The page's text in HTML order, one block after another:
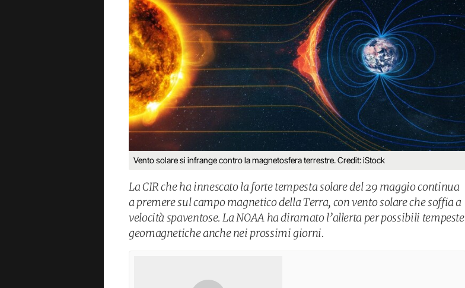
Vento solare si infrange contro la magnetosfera terrestre. Credit: iStock
La CIR che ha innescato la forte tempesta solare del 29 maggio continua
a premere sul campo magnetico della Terra, con vento solare che soffia a
velocità spaventose. La NOAA ha diramato l’allerta per possibili tempeste
geomagnetiche anche nei prossimi giorni.